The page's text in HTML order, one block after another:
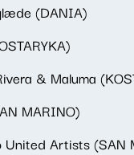
(DANIA)
& Maluma
MARINO)
United Artists (SAN